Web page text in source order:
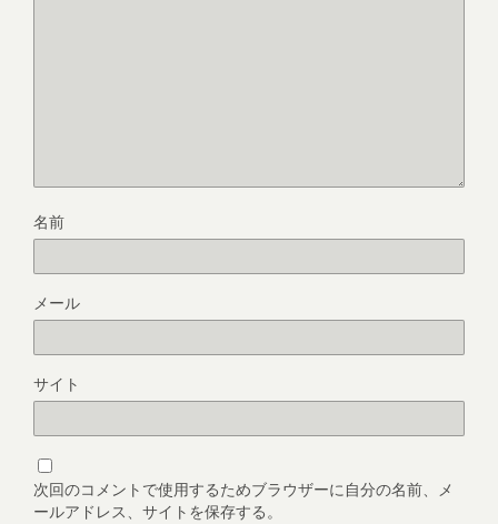
名前
メール
サイト
次回のコメントで使用するためブラウザーに自分の名前、メ
ールアドレス、サイトを保存する。